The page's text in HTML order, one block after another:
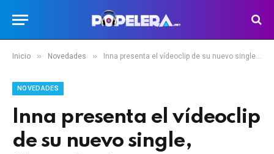
Inicio » Novedades » Inna presenta el vídeoclip de su nuevo single, ‘Amazing’
NOVEDADES
Inna presenta el vídeoclip
de su nuevo single,